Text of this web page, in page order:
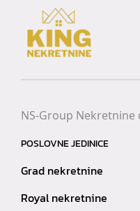
NS-Group Nekretnine
POSLOVNE JEDINICE
Grad nekretnine
Royal nekretnine